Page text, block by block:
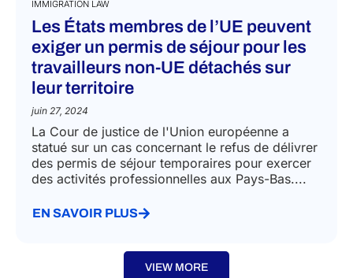
IMMIGRATION LAW
Les États membres de l’UE peuvent
exiger un permis de séjour pour les
travailleurs non-UE détachés sur
leur territoire
juin 27, 2024
La Cour de justice de l'Union européenne a
statué sur un cas concernant le refus de délivrer
des permis de séjour temporaires pour exercer
des activités professionnelles aux Pays-Bas....
EN SAVOIR PLUS
VIEW MORE